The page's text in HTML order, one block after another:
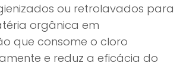
ou retrolavados para
orgânica em
que consome o cloro
e reduz a eficácia do